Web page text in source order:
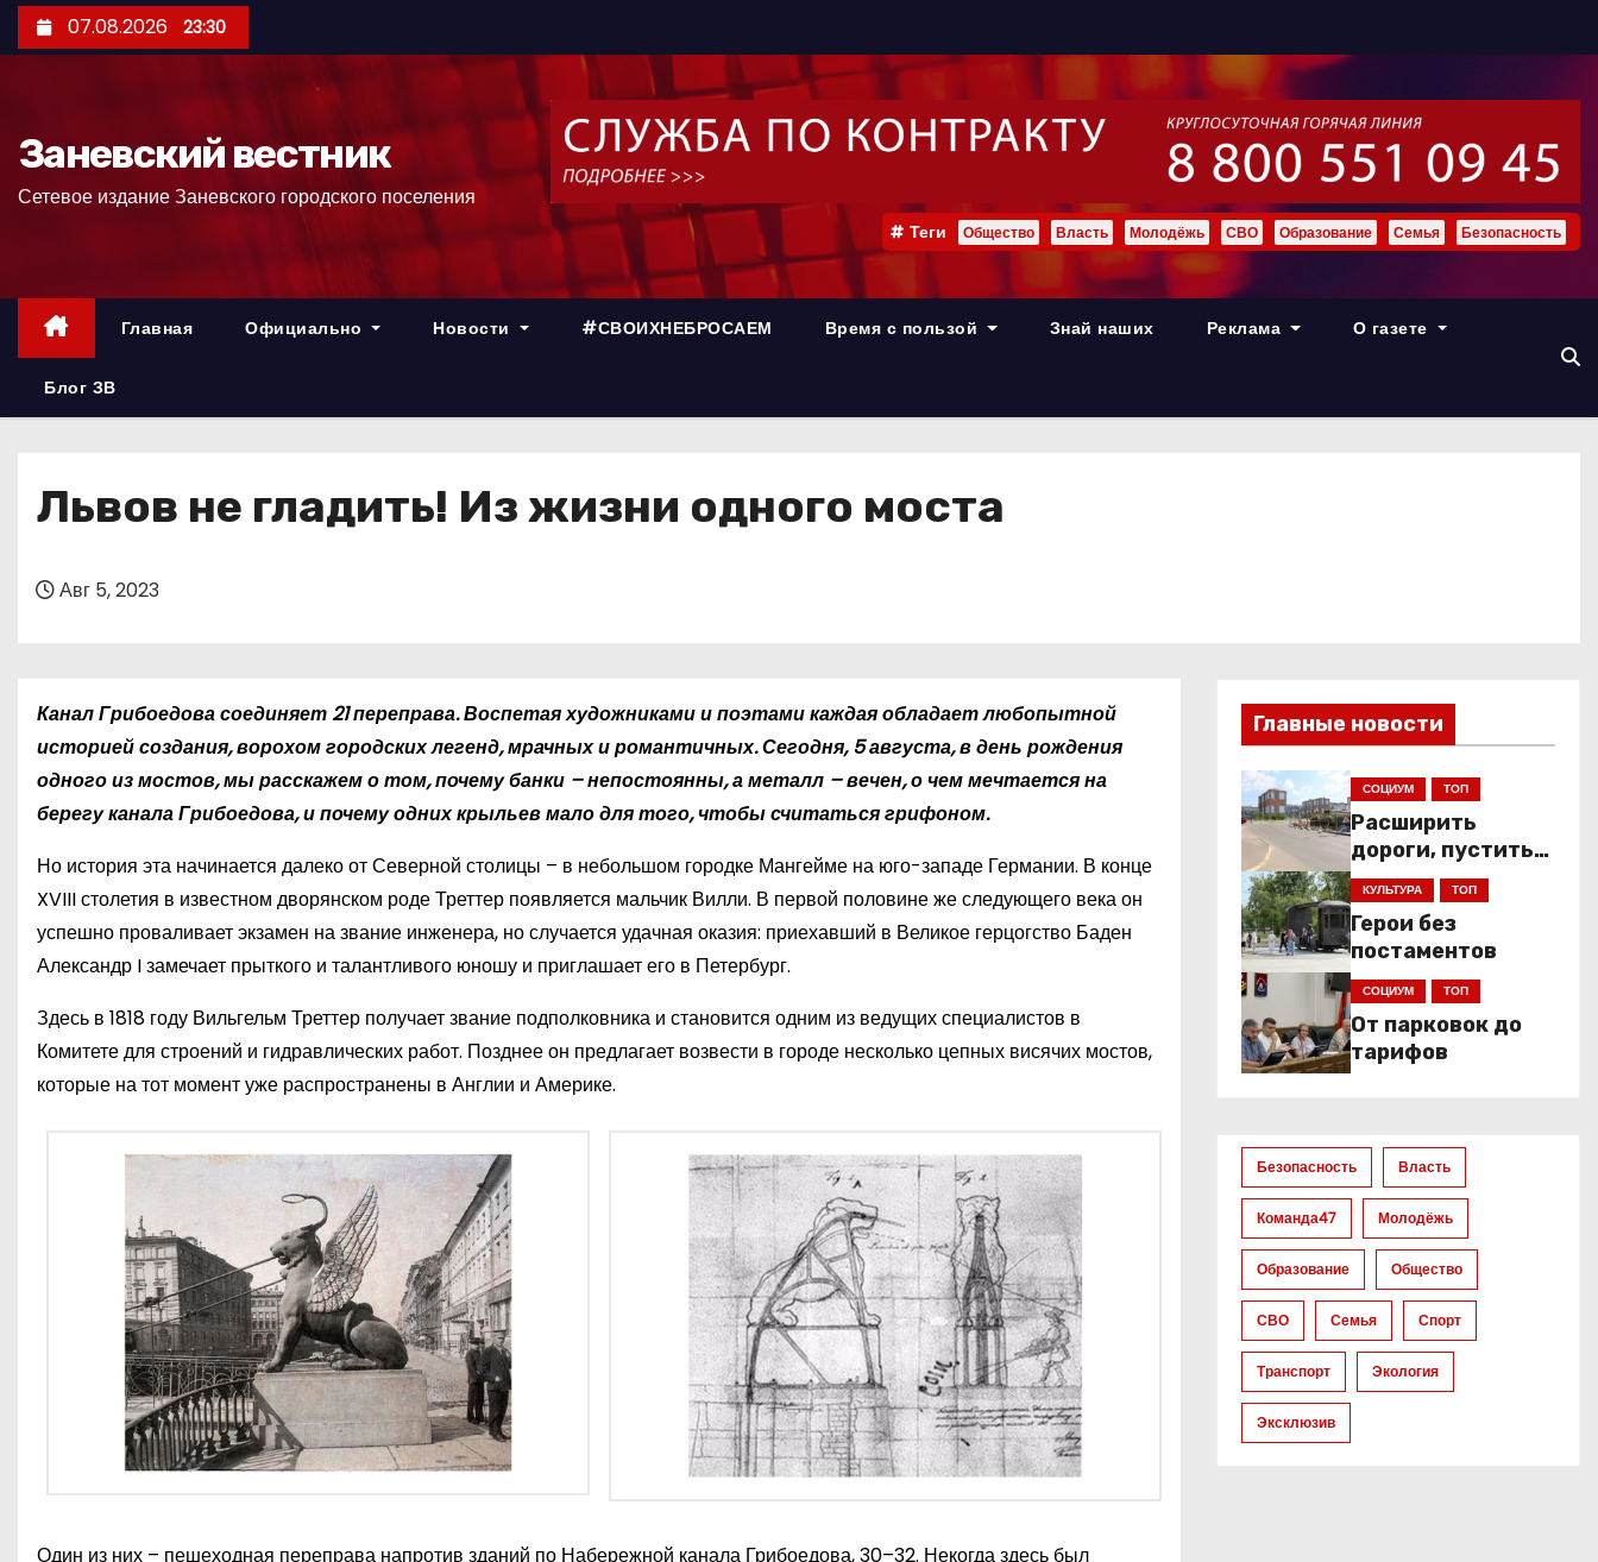
е
р
07.08.2026 23:30
Заневский вестник
Сетевое издание Заневского городского поселения
Теги Общество Власть Молодёжь СВО Образование Семья Безопасность
Главная Официально Новости #СВОИХНЕБРОСАЕМ Время с пользой Знай наших Реклама О газете
Блог ЗВ
Львов не гладить! Из жизни одного моста
Авг 5, 2023
Канал Грибоедова соединяет 21 переправа. Воспетая художниками и поэтами каждая обладает любопытной
историей создания, ворохом городских легенд, мрачных и романтичных. Сегодня, 5 августа, в день рождения
одного из мостов, мы расскажем о том, почему банки – непостоянны, а металл – вечен, о чем мечтается на
берегу канала Грибоедова, и почему одних крыльев мало для того, чтобы считаться грифоном.
Но история эта начинается далеко от Северной столицы – в небольшом городке Мангейме на юго-западе Германии. В конце
XVIII столетия в известном дворянском роде Треттер появляется мальчик Вилли. В первой половине же следующего века он
успешно проваливает экзамен на звание инженера, но случается удачная оказия: приехавший в Великое герцогство Баден
Александр I замечает прыткого и талантливого юношу и приглашает его в Петербург.
Здесь в 1818 году Вильгельм Треттер получает звание подполковника и становится одним из ведущих специалистов в
Комитете для строений и гидравлических работ. Позднее он предлагает возвести в городе несколько цепных висячих мостов,
которые на тот момент уже распространены в Англии и Америке.
Один из них – пешеходная переправа напротив зданий по Набережной канала Грибоедова, 30–32. Некогда здесь был
Главные новости
СОЦИУМ ТОП
Расширить
дороги, пустить
низкопольники
КУЛЬТУРА ТОП
Герои без
постаментов
СОЦИУМ ТОП
От парковок до
тарифов
Безопасность Власть
Команда47 Молодёжь
Образование Общество
СВО Семья Спорт
Транспорт Экология
Эксклюзив